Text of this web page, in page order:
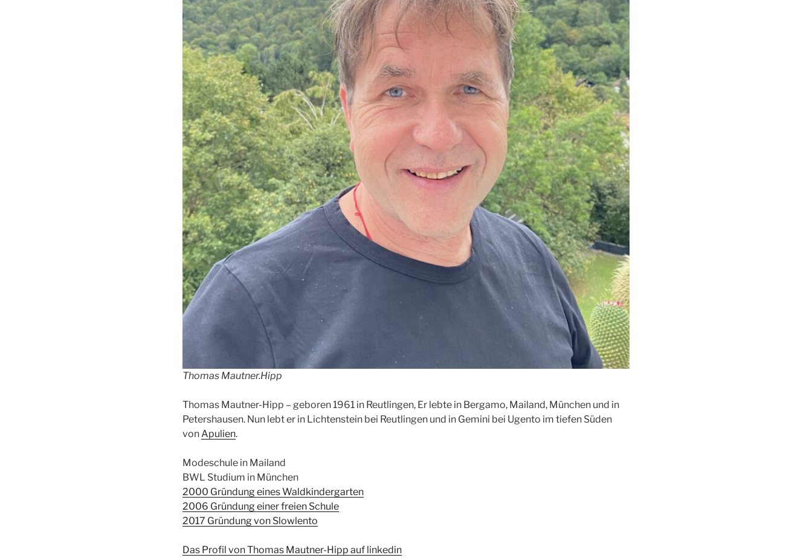
Thomas Mautner.Hipp
Thomas Mautner-Hipp – geboren 1961 in Reutlingen, Er lebte in Bergamo, Mailand, München und in
Petershausen. Nun lebt er in Lichtenstein bei Reutlingen und in Gemini bei Ugento im tiefen Süden
vonApulien.
Modeschule in Mailand
BWL Studium in München
2000 Gründung eines Waldkindergarten
2006 Gründung einer freien Schule
2017 Gründung von Slowlento
Das Profil von Thomas Mautner-Hipp auf linkedin